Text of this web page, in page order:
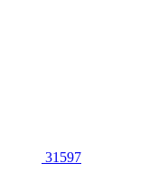
31597